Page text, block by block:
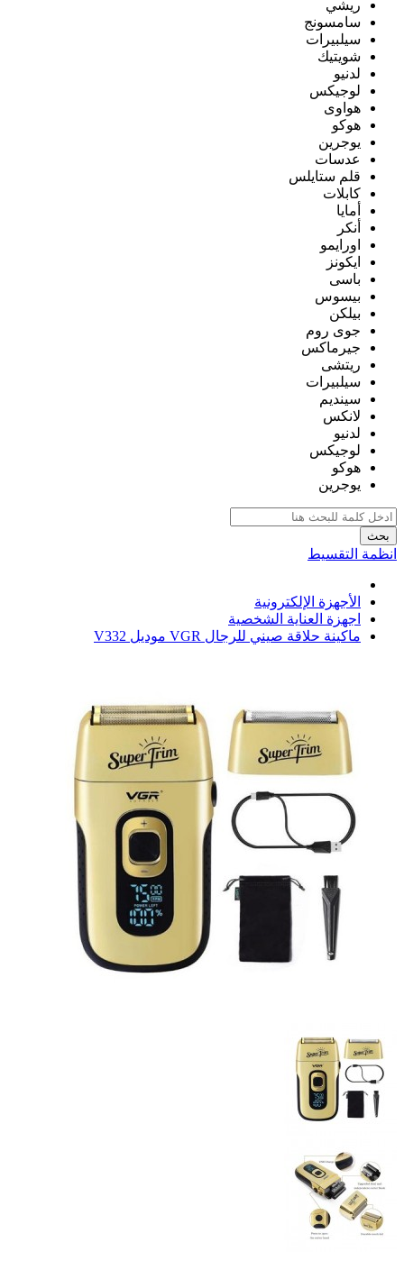
ريشي
سامسونج
سيلبيرات
شويتيك
لدنيو
لوجيكس
هواوى
هوكو
يوجرين
عدسات
قلم ستايلس
كابلات
أمايا
أنكر
اورايمو
ايكونز
باسى
بيسوس
بيلكن
جوى روم
جيرماكس
ريتشى
سيلبيرات
سينديم
لانكس
لدنيو
لوجيكس
هوكو
يوجرين
بحث
انظمة التقسيط
الأجهزة الإلكترونية
اجهزة العناية الشخصية
ماكينة حلاقة صيني للرجال VGR موديل V332